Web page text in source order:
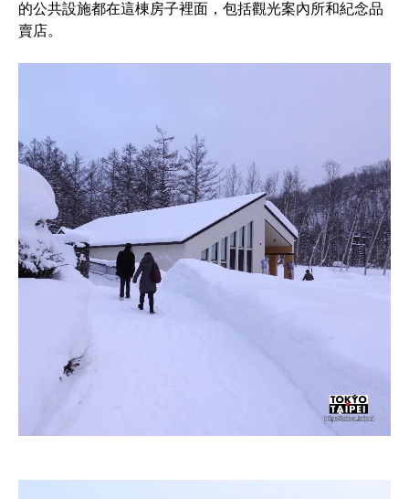
的公共設施都在這棟房子裡面，包括觀光案內所和紀念品
賣店。